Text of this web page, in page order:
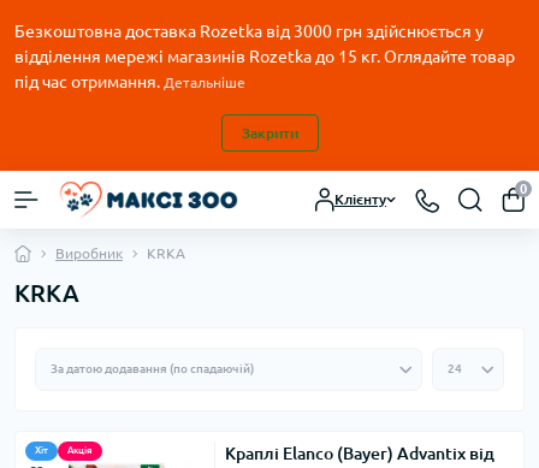
Безкоштовна доставка Rozetka від 3000 грн здійснюється у
відділення мережі магазинів Rozetka до 15 кг. Оглядайте товар
під час отримання. Детальніше
Закрити
Клієнту
0
Виробник KRKA
KRKA
Хіт Акція
Краплі Elanco (Bayer) Advantix від